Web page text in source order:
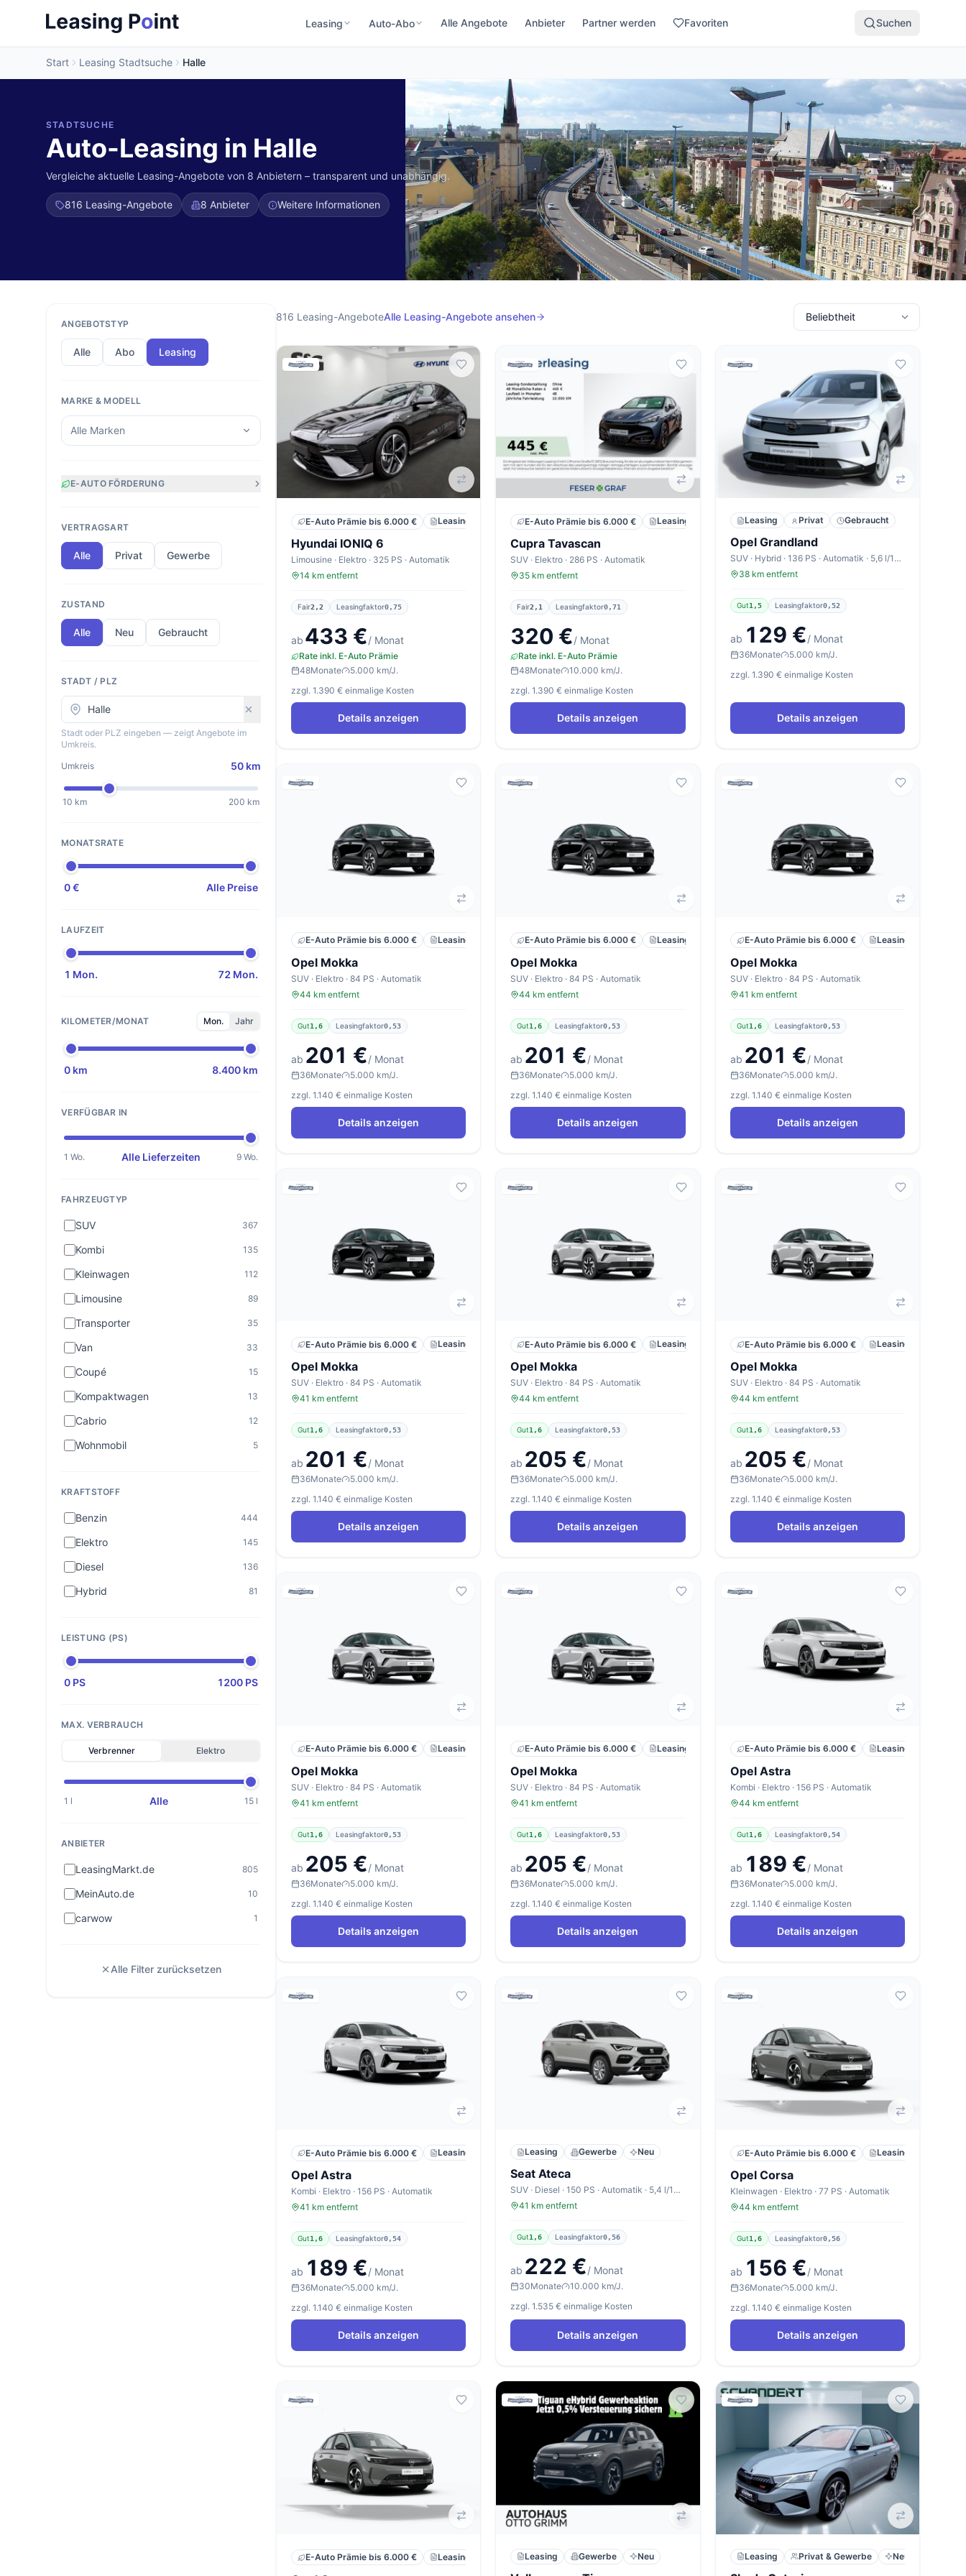
Leasing Auto-Abo Alle Angebote Anbieter Partner werden Favoriten Suchen
Start Leasing Stadtsuche Halle
STADTSUCHE
Auto-Leasing in Halle
Vergleiche aktuelle Leasing-Angebote von 8 Anbietern – transparent und unabhängig.
816 Leasing-Angebote 8 Anbieter Weitere Informationen
ANGEBOTSTYP
Alle Abo Leasing
MARKE & MODELL
Alle Marken
E-AUTO FÖRDERUNG
VERTRAGSART
Alle Privat Gewerbe
ZUSTAND
Alle Neu Gebraucht
STADT / PLZ
Stadt oder PLZ eingeben — zeigt Angebote im
Umkreis.
Umkreis
50 km
10 km 200 km
MONATSRATE
0 € Alle Preise
LAUFZEIT
1 Mon. 72 Mon.
KILOMETER/MONAT Mon. Jahr
0 km 8.400 km
VERFÜGBAR IN
1 Wo. Alle Lieferzeiten 9 Wo.
FAHRZEUGTYP
SUV 367
Kombi 135
Kleinwagen 112
Limousine 89
Transporter 35
Van 33
Coupé 15
Kompaktwagen 13
Cabrio 12
Wohnmobil 5
KRAFTSTOFF
Benzin 444
Elektro 145
Diesel 136
Hybrid 81
LEISTUNG (PS)
0 PS 1200 PS
MAX. VERBRAUCH
Verbrenner Elektro
1 l Alle 15 l
ANBIETER
LeasingMarkt.de 805
MeinAuto.de 10
carwow 1
Alle Filter zurücksetzen
816 Leasing-AngeboteAlle Leasing-Angebote ansehen
E-Auto Prämie bis 6.000 € Leasing Privat Neu
Hyundai IONIQ 6
Limousine · Elektro · 325 PS · Automatik
14 km entfernt
Fair2,2 Leasingfaktor0,75
ab 433 €/ Monat
Rate inkl. E-Auto Prämie
48Monate
5.000 km/J.
zzgl. 1.390 € einmalige Kosten
Details anzeigen
E-Auto Prämie bis 6.000 € Leasing Privat & Gewerbe Neu
Cupra Tavascan
SUV · Elektro · 286 PS · Automatik
35 km entfernt
Fair2,1 Leasingfaktor0,71
320 €/ Monat
Rate inkl. E-Auto Prämie
48Monate
10.000 km/J.
zzgl. 1.390 € einmalige Kosten
Details anzeigen
Leasing Privat Gebraucht
Opel Grandland
SUV · Hybrid · 136 PS · Automatik · 5,6 l/100km
38 km entfernt
Gut1,5 Leasingfaktor0,52
ab 129 €/ Monat
36Monate
5.000 km/J.
zzgl. 1.390 € einmalige Kosten
Details anzeigen
E-Auto Prämie bis 6.000 € Leasing Privat Neu
Opel Mokka
SUV · Elektro · 84 PS · Automatik
44 km entfernt
Gut1,6 Leasingfaktor0,53
ab 201 €/ Monat
36Monate
5.000 km/J.
zzgl. 1.140 € einmalige Kosten
Details anzeigen
E-Auto Prämie bis 6.000 € Leasing Privat Neu
Opel Mokka
SUV · Elektro · 84 PS · Automatik
44 km entfernt
Gut1,6 Leasingfaktor0,53
ab 201 €/ Monat
36Monate
5.000 km/J.
zzgl. 1.140 € einmalige Kosten
Details anzeigen
E-Auto Prämie bis 6.000 € Leasing
Opel Mokka
SUV · Elektro · 84 PS · Automatik
41 km entfernt
Gut1,6 Leasingfaktor0,53
ab 201 €/ Monat
36Monate
5.000 km/J.
zzgl. 1.140 € einmalige Kosten
Details anzeigen
E-Auto Prämie bis 6.000 € Leasing Privat Neu
Opel Mokka
SUV · Elektro · 84 PS · Automatik
41 km entfernt
Gut1,6 Leasingfaktor0,53
ab 201 €/ Monat
36Monate
5.000 km/J.
zzgl. 1.140 € einmalige Kosten
Details anzeigen
E-Auto Prämie bis 6.000 € Leasing Privat Neu
Opel Mokka
SUV · Elektro · 84 PS · Automatik
44 km entfernt
Gut1,6 Leasingfaktor0,53
ab 205 €/ Monat
36Monate
5.000 km/J.
zzgl. 1.140 € einmalige Kosten
Details anzeigen
E-Auto Prämie bis 6.000 € Leasing
Opel Mokka
SUV · Elektro · 84 PS · Automatik
44 km entfernt
Gut1,6 Leasingfaktor0,53
ab 205 €/ Monat
36Monate
5.000 km/J.
zzgl. 1.140 € einmalige Kosten
Details anzeigen
E-Auto Prämie bis 6.000 € Leasing Privat Neu
Opel Mokka
SUV · Elektro · 84 PS · Automatik
41 km entfernt
Gut1,6 Leasingfaktor0,53
ab 205 €/ Monat
36Monate
5.000 km/J.
zzgl. 1.140 € einmalige Kosten
Details anzeigen
E-Auto Prämie bis 6.000 € Leasing Privat Neu
Opel Mokka
SUV · Elektro · 84 PS · Automatik
41 km entfernt
Gut1,6 Leasingfaktor0,53
ab 205 €/ Monat
36Monate
5.000 km/J.
zzgl. 1.140 € einmalige Kosten
Details anzeigen
E-Auto Prämie bis 6.000 € Leasing
Opel Astra
Kombi · Elektro · 156 PS · Automatik
44 km entfernt
Gut1,6 Leasingfaktor0,54
ab 189 €/ Monat
36Monate
5.000 km/J.
zzgl. 1.140 € einmalige Kosten
Details anzeigen
E-Auto Prämie bis 6.000 € Leasing Privat Neu
Opel Astra
Kombi · Elektro · 156 PS · Automatik
41 km entfernt
Gut1,6 Leasingfaktor0,54
ab 189 €/ Monat
36Monate
5.000 km/J.
zzgl. 1.140 € einmalige Kosten
Details anzeigen
Leasing Gewerbe Neu
Seat Ateca
SUV · Diesel · 150 PS · Automatik · 5,4 l/100km
41 km entfernt
Gut1,6 Leasingfaktor0,56
ab 222 €/ Monat
30Monate
10.000 km/J.
zzgl. 1.535 € einmalige Kosten
Details anzeigen
E-Auto Prämie bis 6.000 € Leasing
Opel Corsa
Kleinwagen · Elektro · 77 PS · Automatik
44 km entfernt
Gut1,6 Leasingfaktor0,56
ab 156 €/ Monat
36Monate
5.000 km/J.
zzgl. 1.140 € einmalige Kosten
Details anzeigen
E-Auto Prämie bis 6.000 € Leasing Privat Neu
Leasing Gewerbe Neu Leasing Privat & Gewerbe Neu